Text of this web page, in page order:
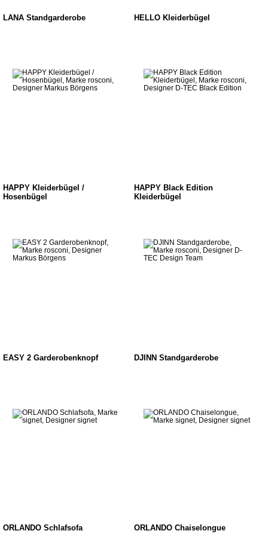
LANA Standgarderobe HELLO Kleiderbügel
HAPPY Kleiderbügel /
Hosenbügel
HAPPY Black Edition
Kleiderbügel
EASY 2 Garderobenknopf DJINN Standgarderobe
ORLANDO Schlafsofa ORLANDO Chaiselongue